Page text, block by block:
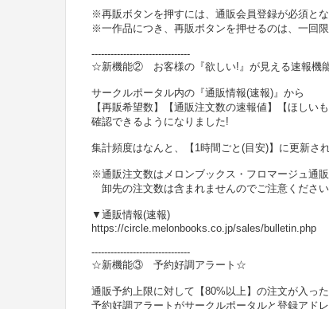
※再販ボタンを押すには、通販会員登録が必須とな
※一作品につき、再販ボタンを押せるのは、一回限
-------------------------------
☆新機能② お客様の『欲しい!』が見える速報機
サークルポータル内の『通販情報(速報)』から
【再販希望数】【通販注文数の速報値】【ほしい
確認できるようになりました!
集計頻度はなんと、【1時間ごと(目安)】に更新さ
※通販注文数はメロンブックス・フロマージュ通
卸先の注文数は含まれませんのでご注意ください
▼通販情報(速報)
https://circle.melonbooks.co.jp/sales/bulletin.php
-------------------------------
☆新機能③ 予約好調アラート☆
通販予約上限に対して【80%以上】の注文が入った
予約好調アラートがサークルポータルと登録アド